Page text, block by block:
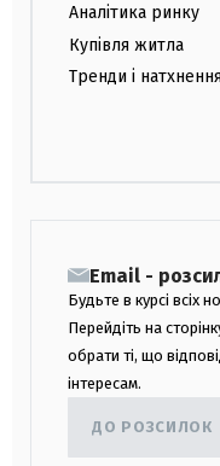
Аналітика ринку
Купівля житла
Тренди і
Email -
Будьте в курсі всіх
Перейдіть на
обрати ті, що
інтересам.
ДО РОЗСИЛОК